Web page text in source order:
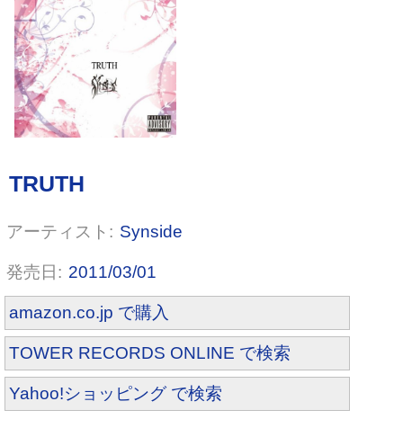
Synside
2011/03/01
amazon.co.jp で購入
TOWER RECORDS ONLINE で検索
Yahoo!ショッピング で検索
WILL(初回限定盤B)(DVD付)